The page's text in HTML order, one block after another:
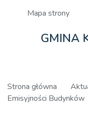
Mapa strony
GMINA
Strona główna
Emisyjności Budynków